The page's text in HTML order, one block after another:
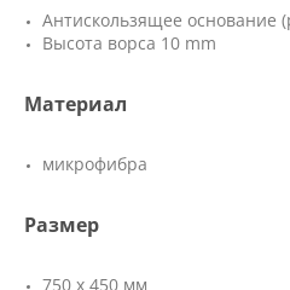
Антискользящее основание
Высота ворса 10 mm
Материал
микрофибра
Размер
750 х 450 мм